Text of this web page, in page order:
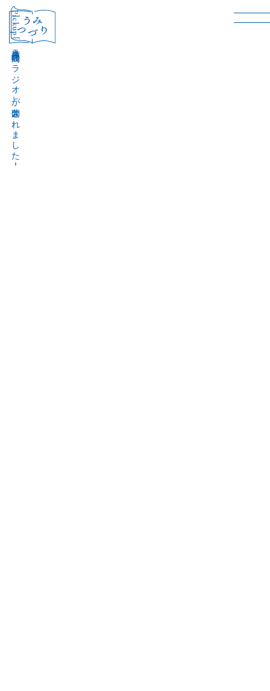
［Pickup］
音声作品『波間のラジオ』が公開されました！